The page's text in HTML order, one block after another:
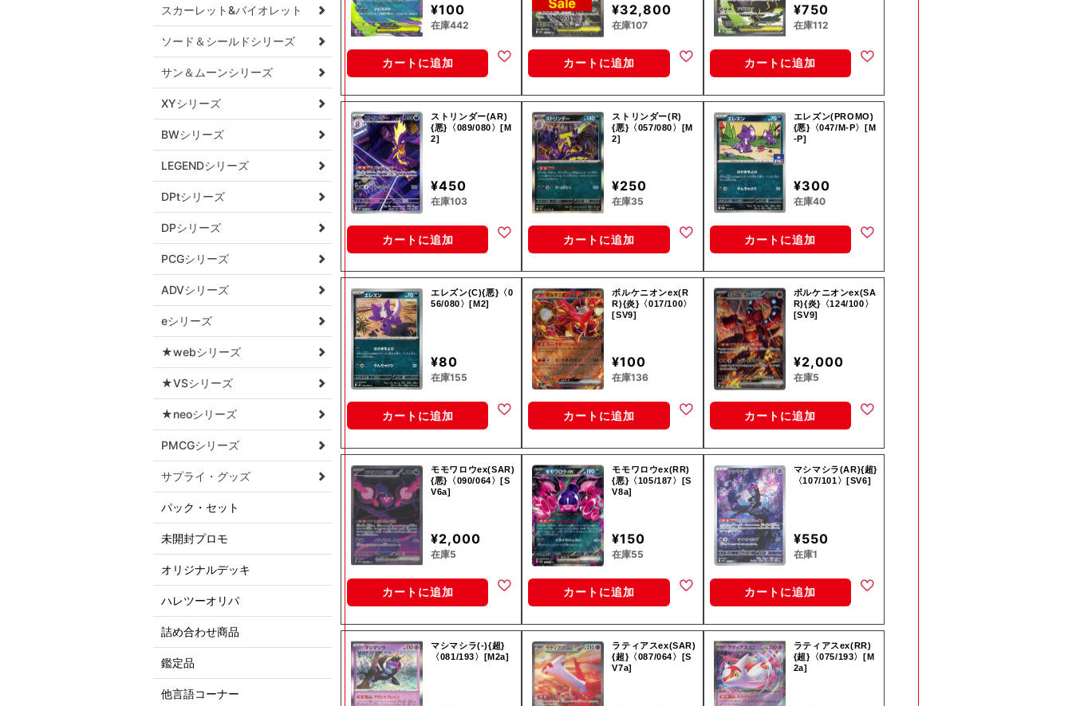
スカーレット&バイオレット
ソード＆シールドシリーズ
サン＆ムーンシリーズ
XYシリーズ
BWシリーズ
LEGENDシリーズ
DPtシリーズ
DPシリーズ
PCGシリーズ
ADVシリーズ
eシリーズ
★webシリーズ
★VSシリーズ
★neoシリーズ
PMCGシリーズ
サプライ・グッズ
パック・セット
未開封プロモ
オリジナルデッキ
ハレツーオリパ
詰め合わせ商品
鑑定品
他言語コーナー
¥100
在庫442
カートに追加
¥32,800
在庫107
カートに追加
¥750
在庫112
カートに追加
ストリンダー(AR)
{悪}〈089/080〉[M
2]
¥450
在庫103
カートに追加
ストリンダー(R)
{悪}〈057/080〉[M
2]
¥250
在庫35
カートに追加
エレズン(PROMO)
{悪}〈047/M-P〉[M
-P]
¥300
在庫40
カートに追加
エレズン(C){悪}〈0
56/080〉[M2]
¥80
在庫155
カートに追加
ボルケニオンex(R
R){炎}〈017/100〉
[SV9]
¥100
在庫136
カートに追加
ボルケニオンex(SA
R){炎}〈124/100〉
[SV9]
¥2,000
在庫5
カートに追加
モモワロウex(SAR)
{悪}〈090/064〉[S
V6a]
¥2,000
在庫5
カートに追加
モモワロウex(RR)
{悪}〈105/187〉[S
V8a]
¥150
在庫55
カートに追加
マシマシラ(AR){超}
〈107/101〉[SV6]
¥550
在庫1
カートに追加
マシマシラ(-){超}
〈081/193〉[M2a]
ラティアスex(SAR)
{超}〈087/064〉[S
V7a]
ラティアスex(RR)
{超}〈075/193〉[M
2a]